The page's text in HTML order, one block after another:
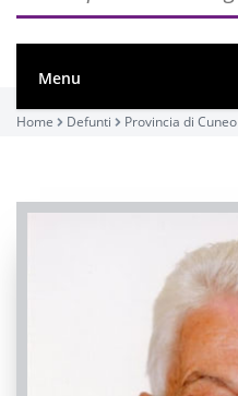
Menu
Home Defunti Provincia di Cuneo